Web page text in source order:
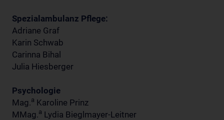
Spezialambulanz Pflege:
Adriane Graf
Karin Schwab
Carinna Bihal
Julia Hiesberger
Psychologie
Mag.a Karoline Prinz
MMag.a Lydia Bieglmayer-Leitner